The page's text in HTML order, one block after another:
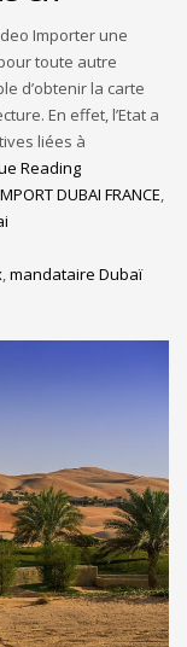
Importer une
toute autre
d’obtenir la carte
En effet, l’Etat a
liées à
Reading
DUBAI FRANCE,
,mandataire Dubaï